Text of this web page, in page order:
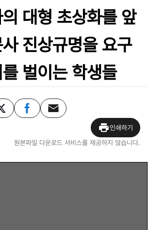
대형 초상화를 앞
진상규명을 요구
벌이는 학생들
인쇄하기
원본파일 다운로드 서비스를 제공하지 않습니다.